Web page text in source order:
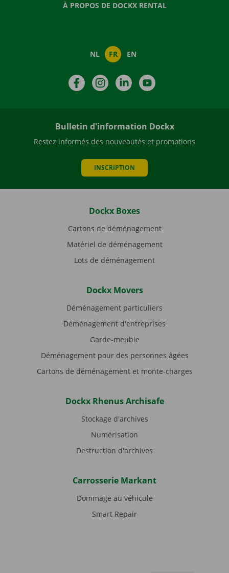
À PROPOS DE DOCKX RENTAL
NL FR EN
FacebookInstagramLinkedIn
Bulletin d'information Dockx
Restez informés des nouveautés et promotions
INSCRIPTION
Dockx Boxes
Cartons de déménagement
Matériel de déménagement
Lots de déménagement
Dockx Movers
Déménagement particuliers
Déménagement d'entreprises
Garde-meuble
Déménagement pour des personnes âgées
Cartons de déménagement et monte-charges
Dockx Rhenus Archisafe
Stockage d'archives
Numérisation
Destruction d'archives
Carrosserie Markant
Dommage au véhicule
Smart Repair